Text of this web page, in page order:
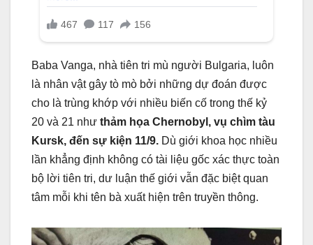
Baba Vanga, nhà tiên tri mù người Bulgaria, luôn
là nhân vật gây tò mò bởi những dự đoán được
cho là trùng khớp với nhiều biến cố trong thế kỷ
20 và 21 như thảm họa Chernobyl, vụ chìm tàu
Kursk, đến sự kiện 11/9. Dù giới khoa học nhiều
lần khẳng định không có tài liệu gốc xác thực toàn
bộ lời tiên tri, dư luận thế giới vẫn đặc biệt quan
tâm mỗi khi tên bà xuất hiện trên truyền thông.